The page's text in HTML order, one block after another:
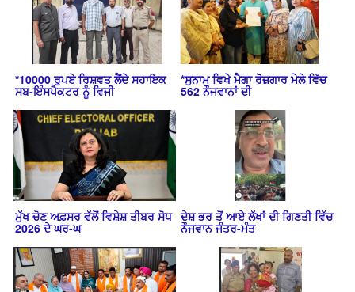
*10000 ਰੁਪਏ ਰਿਸ਼ਵਤ ਲੈਂਦੇ ਸਹਾਇਕ
ਸਬ-ਇੰਸਪੈਕਟਰ ਨੂੰ ਵਿਜੀ
*ਸੁਨਾਮ ਵਿਖੇ ਮੈਗਾ ਰੋਜ਼ਗਾਰ ਮੇਲੇ ਵਿੱਚ
562 ਨੌਜਵਾਨਾਂ ਦੀ
ਮੁੱਖ ਚੋਣ ਅਫ਼ਸਰ ਵੱਲੋਂ ਵਿਸ਼ੇਸ਼ ਤੀਬਰ ਸੋਧ
2026 ਦੇ ਘਰ-ਘ
ਦੇਸ਼ ਭਰ ਤੋਂ ਆਏ ਲੱਖਾਂ ਦੀ ਗਿਣਤੀ ਵਿੱਚ
ਨੌਜਵਾਨ ਜੰਤਰ-ਮੰਤ